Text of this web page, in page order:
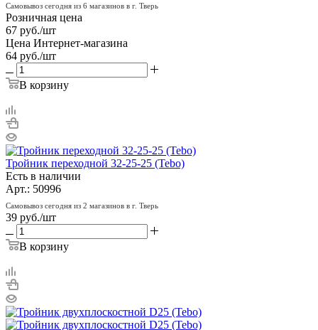
Самовывоз сегодня из 6 магазинов в г. Тверь
Розничная цена
67 руб./шт
Цена Интернет-магазина
64 руб./шт
В корзину
Тройник переходной 32-25-25 (Tebo)
Есть в наличии
Арт.: 50996
Самовывоз сегодня из 2 магазинов в г. Тверь
39 руб./шт
В корзину